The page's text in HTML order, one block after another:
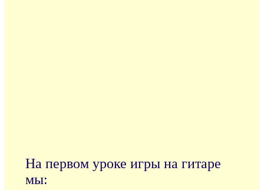
На первом уроке игры на гитаре
мы: